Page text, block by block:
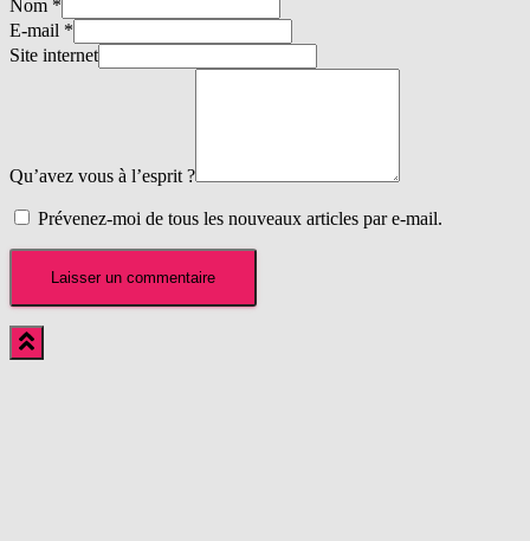
Nom *
E-mail *
Site internet
Qu’avez vous à l’esprit ?
Prévenez-moi de tous les nouveaux articles par e-mail.